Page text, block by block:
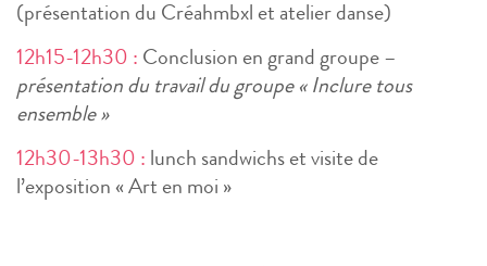
(présentation du Créahmbxl et atelier danse)
12h15-12h30 : Conclusion en grand groupe –
présentation du travail du groupe « Inclure tous
ensemble »
12h30-13h30 : lunch sandwichs et visite de
l’exposition « Art en moi »